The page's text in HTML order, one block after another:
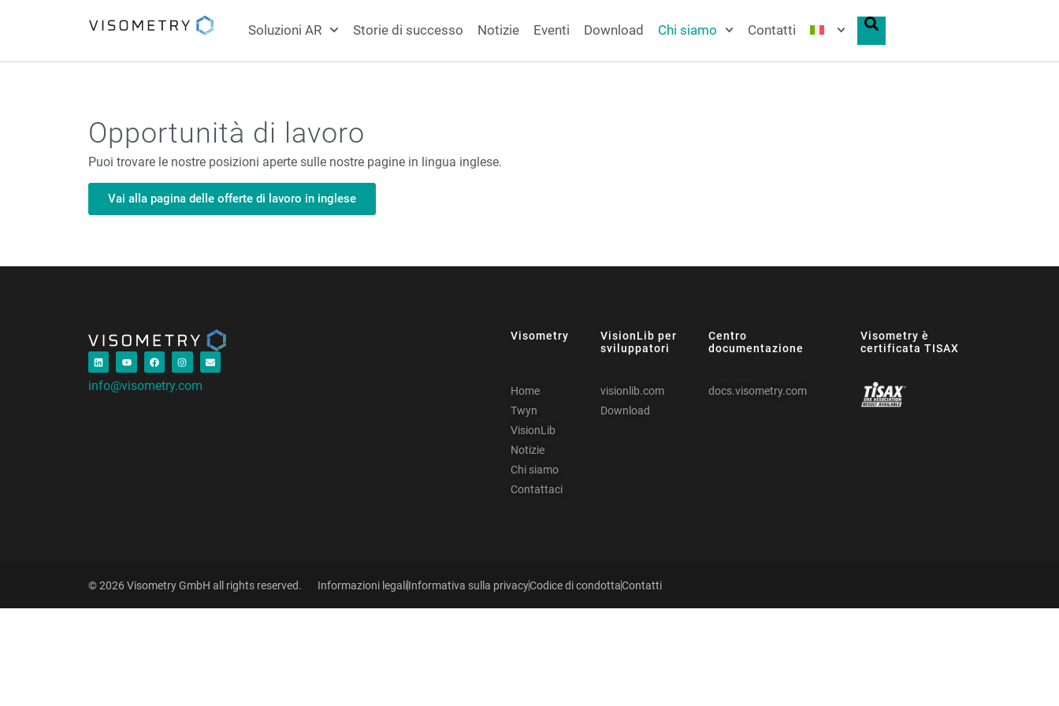
Soluzioni AR Storie di successo Notizie Eventi Download Chi siamo Contatti
Opportunità di lavoro
Puoi trovare le nostre posizioni aperte sulle nostre pagine in lingua inglese.
Vai alla pagina delle offerte di lavoro in inglese
info@visometry.com
Visometry
Home
Twyn
VisionLib
Notizie
Chi siamo
Contattaci
VisionLib per
sviluppatori
visionlib.com
Download
Centro
documentazione
docs.visometry.com
Visometry è
certificata TISAX
© 2026 Visometry GmbH all rights reserved. Informazioni legaliInformativa sulla privacyCodice di condottaContatti